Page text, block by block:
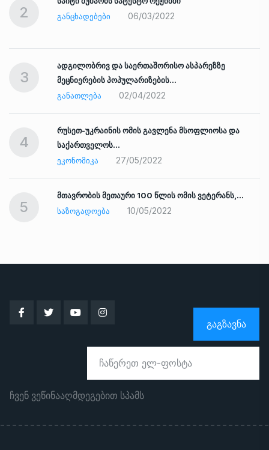
2
ᲒᲐᲜᲪᲮᲐᲓᲔᲑᲔᲑᲘ
06/03/2022
3
ადგილობრივ და საერთაშორისო ასპარეზზე
მეცნიერების პოპულარიზების…
ᲒᲐᲜᲐᲗᲚᲔᲑᲐ
02/04/2022
4
რუსეთ-უკრაინის ომის გავლენა მსოფლიოსა და
საქართველოს…
ᲔᲙᲝᲜᲝᲛᲘᲙᲐ
27/05/2022
5
მთავრობის მეთაური 100 წლის ომის ვეტერანს,…
ᲡᲐᲖᲝᲒᲐᲓᲝᲔᲑᲐ
10/05/2022
ᲒᲐᲒᲖᲐᲕᲜᲐ
ჩვენ ვეწინააღმდეგებით სპამს